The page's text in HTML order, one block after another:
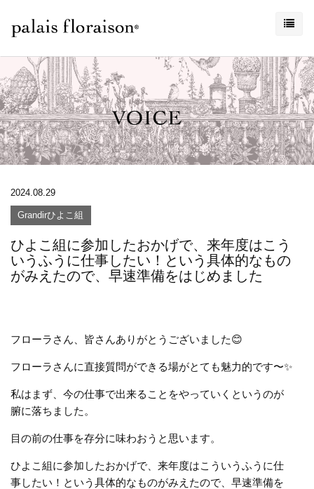
2024.08.29
Grandirひよこ組
ひよこ組に参加したおかげで、来年度はこう
いうふうに仕事したい！という具体的なもの
がみえたので、早速準備をはじめました
フローラさん、皆さんありがとうございました😊
フローラさんに直接質問ができる場がとても魅力的です〜✨
私はまず、今の仕事で出来ることをやっていくというのが
腑に落ちました。
目の前の仕事を存分に味わおうと思います。
ひよこ組に参加したおかげで、来年度はこういうふうに仕
事したい！という具体的なものがみえたので、早速準備を